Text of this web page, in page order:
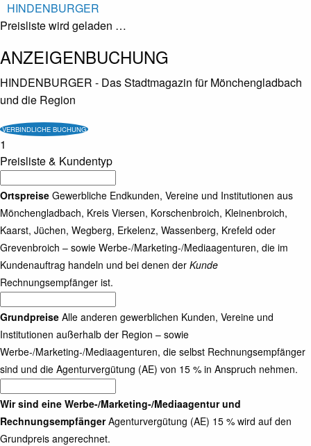
HINDENBURGER
Preisliste wird geladen …
ANZEIGENBUCHUNG
HINDENBURGER - Das Stadtmagazin für Mönchengladbach
und die Region
VERBINDLICHE BUCHUNG
1
Preisliste & Kundentyp
Ortspreise Gewerbliche Endkunden, Vereine und Institutionen aus
Mönchengladbach, Kreis Viersen, Korschenbroich, Kleinenbroich,
Kaarst, Jüchen, Wegberg, Erkelenz, Wassenberg, Krefeld oder
Grevenbroich – sowie Werbe-/Marketing-/Mediaagenturen, die im
Kundenauftrag handeln und bei denen der Kunde
Rechnungsempfänger ist.
Grundpreise Alle anderen gewerblichen Kunden, Vereine und
Institutionen außerhalb der Region – sowie
Werbe-/Marketing-/Mediaagenturen, die selbst Rechnungsempfänger
sind und die Agenturvergütung (AE) von 15 % in Anspruch nehmen.
Wir sind eine Werbe-/Marketing-/Mediaagentur und
Rechnungsempfänger Agenturvergütung (AE) 15 % wird auf den
Grundpreis angerechnet.